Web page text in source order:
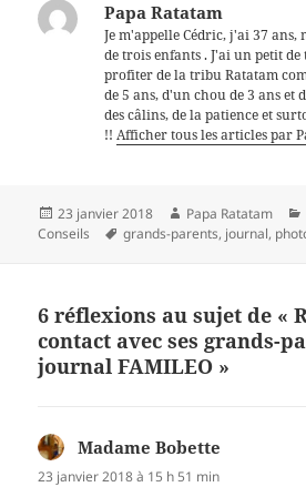
Papa Ratatam
Je m'appelle Cédric, j'ai 37
de trois enfants . J'ai un petit
profiter de la tribu Ratatam
de 5 ans, d'un chou de 3 ans et
des câlins, de la patience et
!!Afficher tous les articles par
Publié
le
23 janvier 2018 Auteur
Papa Ratatam
Conseils
Mots-
grands-parents, journal,
6 réflexions au sujet de «
contact avec ses grands-
journal FAMILEO »
Madame Bobette
23 janvier 2018 à 15 h 51 min